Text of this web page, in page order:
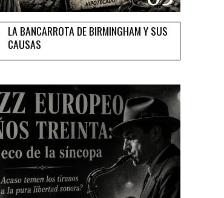
LA BANCARROTA DE BIRMINGHAM Y SUS
CAUSAS